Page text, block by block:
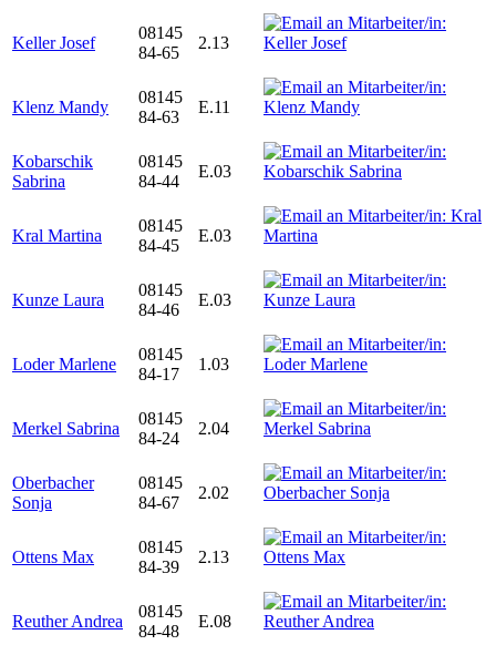
Keller Josef
08145
84-65
2.13
Klenz Mandy
08145
84-63
E.11
Kobarschik
Sabrina
08145
84-44
E.03
Kral Martina
08145
84-45
E.03
Kunze Laura
08145
84-46
E.03
Loder Marlene
08145
84-17
1.03
Merkel Sabrina
08145
84-24
2.04
Oberbacher
Sonja
08145
84-67
2.02
Ottens Max
08145
84-39
2.13
Reuther Andrea
08145
84-48
E.08